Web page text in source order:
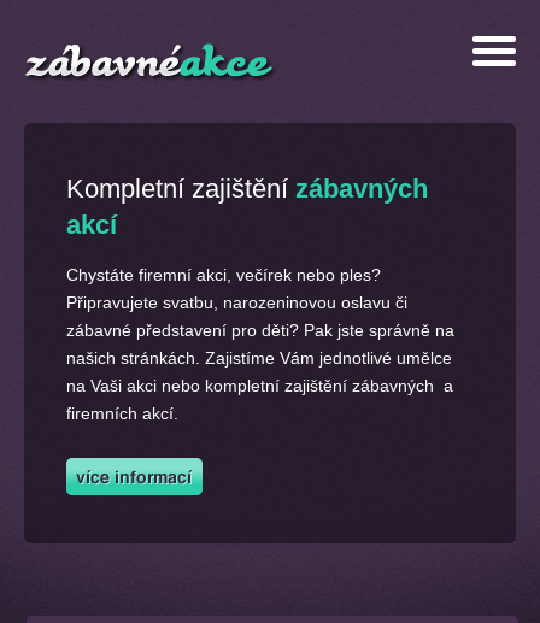
Kompletní zajištění zábavných
akcí
Chystáte firemní akci, večírek nebo ples?
Připravujete svatbu, narozeninovou oslavu či
zábavné představení pro děti? Pak jste správně na
našich stránkách. Zajistíme Vám jednotlivé umělce
na Vaši akci nebo kompletní zajištění zábavných a
firemních akcí.